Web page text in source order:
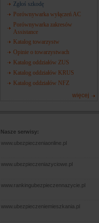
Zgłoś szkodę
Porównywarka wyłączeń AC
Porównywarka zakresów
Assistance
Katalog towarzystw
Opinie o towarzystwach
Katalog oddziałów ZUS
Katalog oddziałów KRUS
Katalog oddziałów NFZ
więcej
Nasze serwisy:
www.ubezpieczeniaonline.pl
www.ubezpieczeniazyciowe.pl
www.rankingubezpieczennazycie.pl
www.ubezpieczeniemieszkania.pl